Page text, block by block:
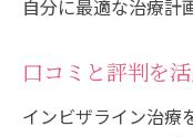
自分に最適な治療計
口コミと評判を
インビザライン治療